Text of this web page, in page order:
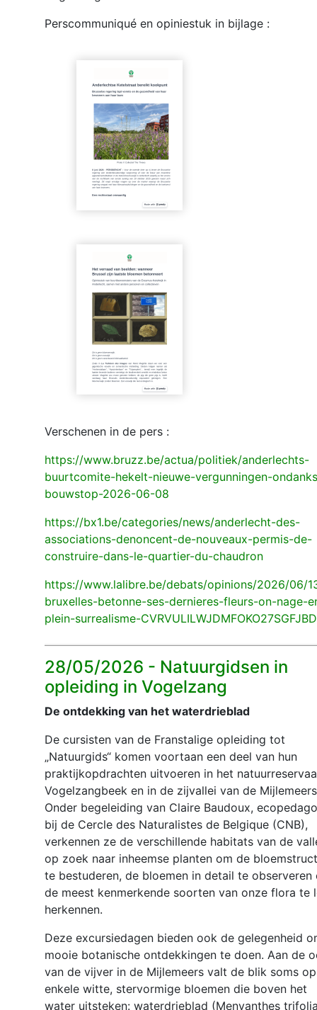
Perscommuniqué en opiniestuk in bijlage :
Verschenen in de pers :
https://www.bruzz.be/actua/politiek/anderlechts-
buurtcomite-hekelt-nieuwe-vergunningen-
bouwstop-2026-06-08
https://bx1.be/categories/news/anderlecht-des-
associations-denoncent-de-nouveaux-permis-de-
construire-dans-le-quartier-du-chaudron
https://www.lalibre.be/debats/opinions/2026/06/
bruxelles-betonne-ses-dernieres-fleurs-on-nage-
plein-surrealisme-
28/05/2026 - Natuurgidsen in
opleiding in Vogelzang
De ontdekking van het waterdrieblad
De cursisten van de Franstalige opleiding tot
„Natuurgids“ komen voortaan een deel van hun
praktijkopdrachten uitvoeren in het
Vogelzangbeek en in de zijvallei van de
Onder begeleiding van Claire Baudoux,
bij de Cercle des Naturalistes de Belgique (CNB),
verkennen ze de verschillende habitats van de
op zoek naar inheemse planten om de
te bestuderen, de bloemen in detail te observeren
de meest kenmerkende soorten van onze flora te
herkennen.
Deze excursiedagen bieden ook de gelegenheid
mooie botanische ontdekkingen te doen. Aan de
van de vijver in de Mijlemeers valt de blik soms op
enkele witte, stervormige bloemen die boven het
water uitsteken: waterdrieblad (Menyanthes